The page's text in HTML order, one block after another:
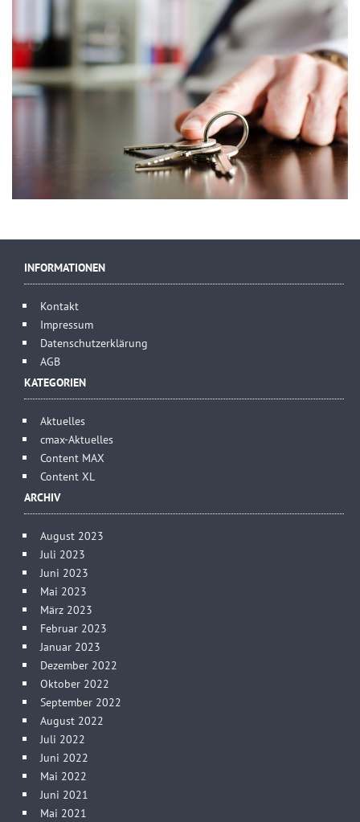
INFORMATIONEN
Kontakt
Impressum
Datenschutzerklärung
AGB
KATEGORIEN
Aktuelles
cmax-Aktuelles
Content MAX
Content XL
ARCHIV
August 2023
Juli 2023
Juni 2023
Mai 2023
März 2023
Februar 2023
Januar 2023
Dezember 2022
Oktober 2022
September 2022
August 2022
Juli 2022
Juni 2022
Mai 2022
Juni 2021
Mai 2021